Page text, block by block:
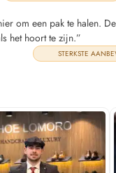
om een pak te halen.
het hoort te zijn.”
STERKSTE